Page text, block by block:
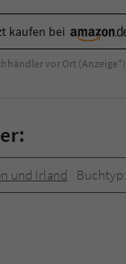
kaufen bei
vor Ort (Anzeige*)
und Irland Buchtyp: